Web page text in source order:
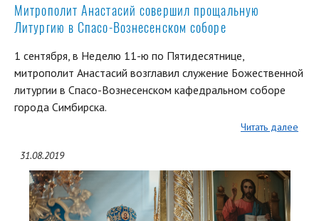
Митрополит Анастасий совершил прощальную
Литургию в Спасо-Вознесенском соборе
1 сентября, в Неделю 11-ю по Пятидесятнице,
митрополит Анастасий возглавил служение Божественной
литургии в Спасо-Вознесенском кафедральном соборе
города Симбирска.
Читать далее
31.08.2019